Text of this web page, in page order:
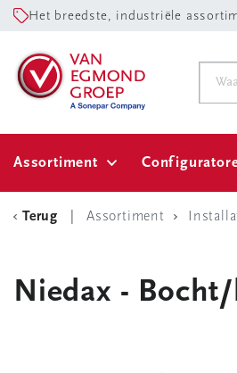
Het breedste, industriële
Assortiment
Terug Assortiment
Niedax -